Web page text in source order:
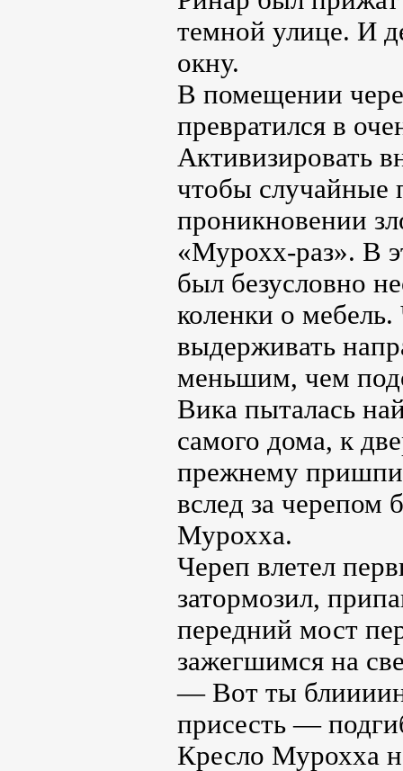
темной улице. И
окну.
В помещении
превратился в
Активизировать
чтобы случайные
проникновении
«Мурохх-раз». В
был безусловно
коленки о
выдерживать
меньшим, чем
Вика пыталась
самого дома, к
прежнему
вслед за черепом
Мурохха.
Череп влетел
затормозил,
передний мост
зажегшимся на
— Вот ты
присесть —
Кресло Мурохха